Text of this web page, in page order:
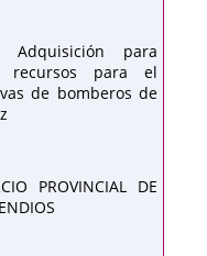
Adquisición para
recursos para el
de bomberos de
PROVINCIAL DE